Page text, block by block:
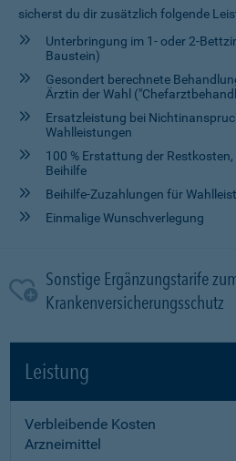
sicherst du dir zusätzlich folgende
Unterbringung im 1- oder 2-
Baustein)
Gesondert berechnete
Ärztin der Wahl
Ersatzleistung bei
Wahlleistungen
100 % Erstattung der
Beihilfe
Beihilfe-Zuzahlungen für
Einmalige Wunschverlegung
Sonstige Ergänzungstarife
Krankenversicherungsschutz
Leistung
Verbleibende Kosten
Arzneimittel